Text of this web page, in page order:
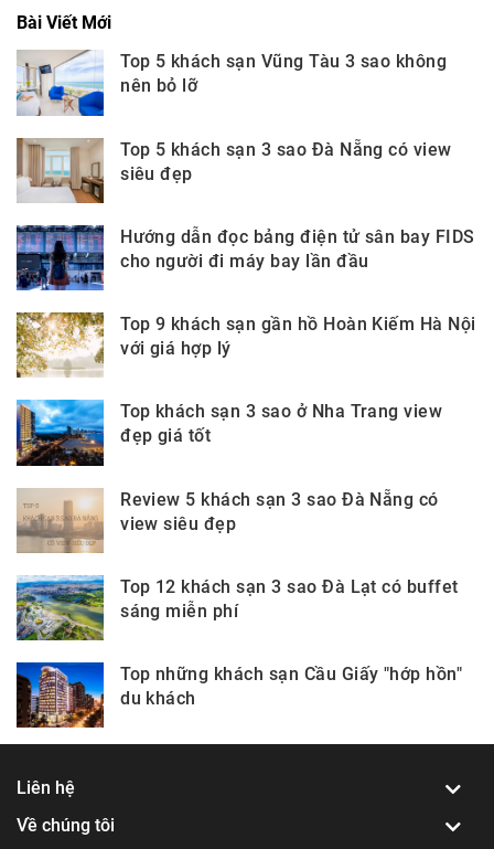
Bài Viết Mới
Top 5 khách sạn Vũng Tàu 3 sao không
nên bỏ lỡ
Top 5 khách sạn 3 sao Đà Nẵng có view
siêu đẹp
Hướng dẫn đọc bảng điện tử sân bay FIDS
cho người đi máy bay lần đầu
Top 9 khách sạn gần hồ Hoàn Kiếm Hà Nội
với giá hợp lý
Top khách sạn 3 sao ở Nha Trang view
đẹp giá tốt
Review 5 khách sạn 3 sao Đà Nẵng có
view siêu đẹp
Top 12 khách sạn 3 sao Đà Lạt có buffet
sáng miễn phí
Top những khách sạn Cầu Giấy "hớp hồn"
du khách
Liên hệ
Về chúng tôi